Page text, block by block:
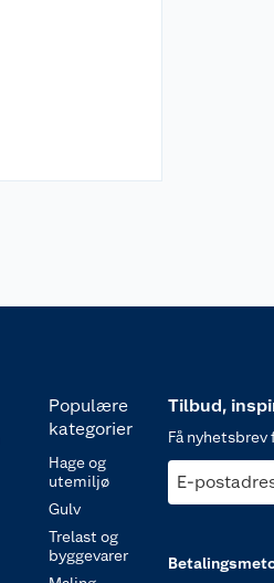
Populære
kategorier
Hage og
utemiljø
Gulv
Trelast og
byggevarer
Tilbud,
Få nyhetsbrev
E-